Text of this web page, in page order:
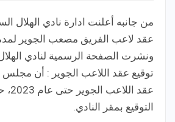
من جانبه أعلنت ادارة نادي الهلال
عقد لاعب الفريق مصعب الجوير
ونشرت الصفحة الرسمية لنادي
توقيع عقد اللاعب الجوير : أن مجلس
عقد
التوقيع بمقر النادي.